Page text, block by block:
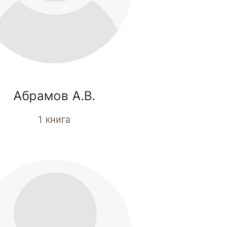
Абрамов А.В.
1 книга